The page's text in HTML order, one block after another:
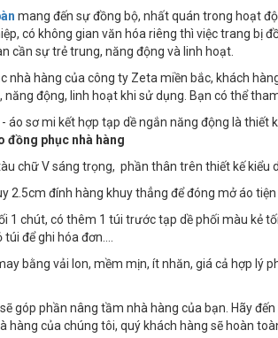
mang đến sự đồng bộ, nhất quán trong hoạt
có không gian văn hóa riêng thì việc trang bị
cần sự trẻ trung, năng động và linh hoạt.
nhà hàng của công ty Zeta miền bắc, khách
năng động, linh hoạt khi sử dụng. Bạn có thể
áo sơ mi kết hợp tạp dề ngắn năng động là
đồng phục nhà hàng
chữ V sáng trọng, phần thân trên thiết kế kiểu
2.5cm đính hàng khuy thẳng để đóng mở áo
1 chút, có thêm 1 túi trước tạp dề phối màu kẻ
để ghi hóa đơn….
bằng vải lon, mềm mịn, ít nhăn, giá cả hợp lý
sẽ góp phần nâng tầm nhà hàng của bạn. Hãy
hàng của chúng tôi, quý khách hàng sẽ hoàn